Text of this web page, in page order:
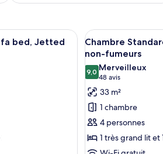
d’hôtel comprenant un lit, deux tables de
bed, Jetted
Afficher
toutes
les
photos
pour
ce
type
de
chambre :
7
Chambre
non-fumeurs
9,09,0 sur 10
Merveilleux
48 avis
(48 avis)
33 m²
1 chambre
4 personnes
1 très grand lit